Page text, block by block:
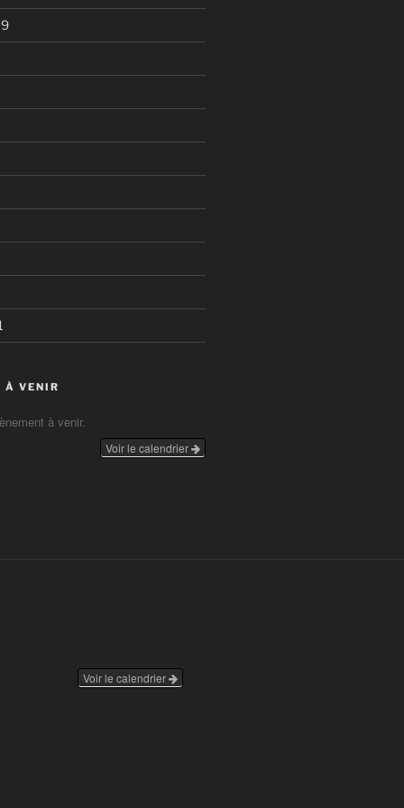
À VENIR
à venir.
Voir le calendrier
Voir le calendrier